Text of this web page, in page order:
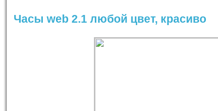
Часы web 2.1 любой цвет, красиво